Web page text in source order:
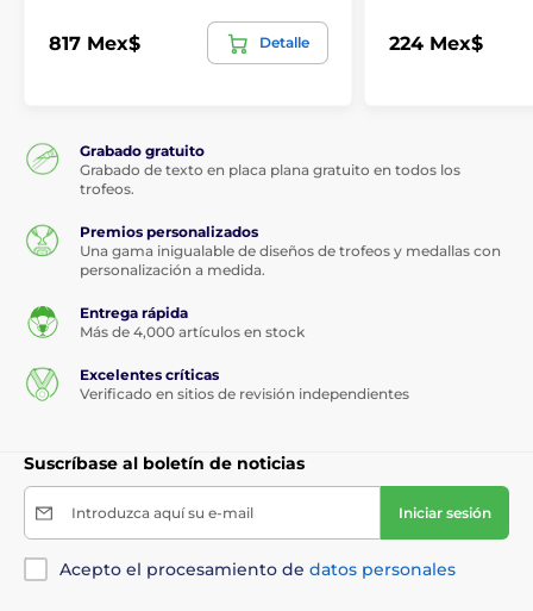
817 Mex$ Detalle 224 Mex$
Grabado gratuito
Grabado de texto en placa plana gratuito en todos los
trofeos.
Premios personalizados
Una gama inigualable de diseños de trofeos y medallas con
personalización a medida.
Entrega rápida
Más de 4,000 artículos en stock
Excelentes críticas
Verificado en sitios de revisión independientes
Suscríbase al boletín de noticias
Introduzca aquí su e-mail Iniciar sesión
Acepto el procesamiento de datos personales